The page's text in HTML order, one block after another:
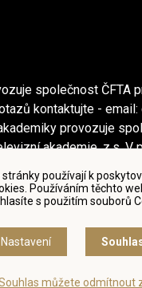
používají k
Používáním těchto
s použitím souborů
Nastavení
můžete odmítnout
společnost ČFTA
kontaktujte - email:
provozuje
akademie, z.s. V
a zásady ochrany
Nastavení cookies